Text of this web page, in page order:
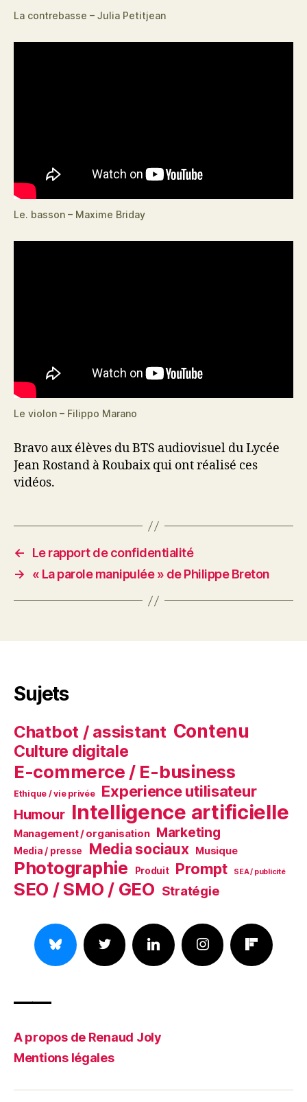
La contrebasse – Julia Petitjean
Le. basson – Maxime Briday
Le violon – Filippo Marano
Bravo aux élèves du BTS audiovisuel du Lycée
Jean Rostand à Roubaix qui ont réalisé ces
vidéos.
←
Le rapport de confidentialité
→
« La parole manipulée » de Philippe Breton
Sujets
Chatbot / assistant Contenu
Culture digitale
E-commerce / E-business
Ethique / vie privée Experience utilisateur
Humour Intelligence artificielle
Management / organisation Marketing
Media / presse Media sociaux Musique
Photographie Produit Prompt SEA / publicité
SEO / SMO / GEO Stratégie
——
A propos de Renaud Joly
Mentions légales